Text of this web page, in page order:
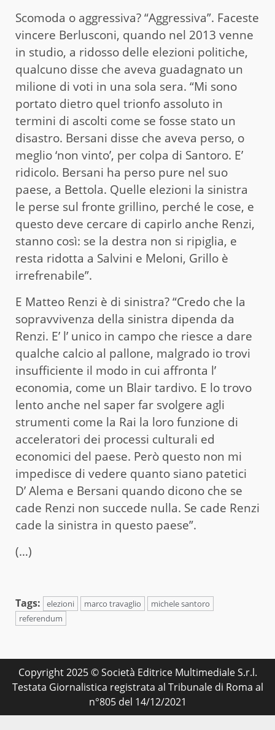
Scomoda o aggressiva? “Aggressiva”. Faceste
vincere Berlusconi, quando nel 2013 venne
in studio, a ridosso delle elezioni politiche,
qualcuno disse che aveva guadagnato un
milione di voti in una sola sera. “Mi sono
portato dietro quel trionfo assoluto in
termini di ascolti come se fosse stato un
disastro. Bersani disse che aveva perso, o
meglio ‘non vinto’, per colpa di Santoro. E’
ridicolo. Bersani ha perso pure nel suo
paese, a Bettola. Quelle elezioni la sinistra
le perse sul fronte grillino, perché le cose, e
questo deve cercare di capirlo anche Renzi,
stanno così: se la destra non si ripiglia, e
resta ridotta a Salvini e Meloni, Grillo è
irrefrenabile”.
E Matteo Renzi è di sinistra? “Credo che la
sopravvivenza della sinistra dipenda da
Renzi. E’ l’ unico in campo che riesce a dare
qualche calcio al pallone, malgrado io trovi
insufficiente il modo in cui affronta l’
economia, come un Blair tardivo. E lo trovo
lento anche nel saper far svolgere agli
strumenti come la Rai la loro funzione di
acceleratori dei processi culturali ed
economici del paese. Però questo non mi
impedisce di vedere quanto siano patetici
D’ Alema e Bersani quando dicono che se
cade Renzi non succede nulla. Se cade Renzi
cade la sinistra in questo paese”.
(…)
Tags: elezioni marco travaglio
michele santoro
referendum
Copyright 2025 © Società Editrice Multimediale S.r.l.
Testata Giornalistica registrata al Tribunale di Roma al
n°805 del 14/12/2021